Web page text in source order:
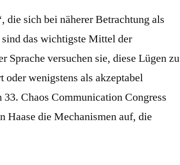
die sich bei näherer Betrachtung als
das wichtigste Mittel der
versuchen sie, diese Lügen zu
oder wenigstens als akzeptabel
Chaos Communication Congress
Haase die Mechanismen auf, die